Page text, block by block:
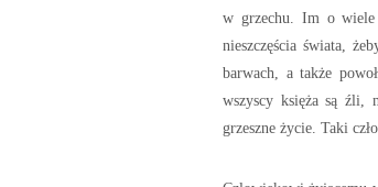
w grzechu. Im o wiele
nieszczęścia świata,
barwach, a także
wszyscy księża są źli,
grzeszne życie. Taki